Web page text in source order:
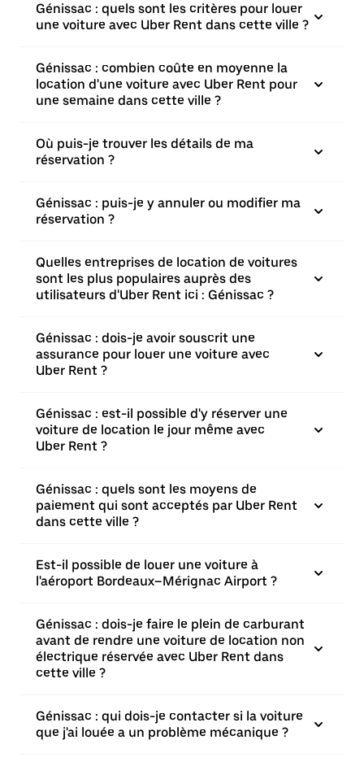
Génissac : quels sont les critères pour louer
une voiture avec Uber Rent dans cette ville ?
Génissac : combien coûte en moyenne la
location d'une voiture avec Uber Rent pour
une semaine dans cette ville ?
Où puis-je trouver les détails de ma
réservation ?
Génissac : puis-je y annuler ou modifier ma
réservation ?
Quelles entreprises de location de voitures
sont les plus populaires auprès des
utilisateurs d'Uber Rent ici : Génissac ?
Génissac : dois-je avoir souscrit une
assurance pour louer une voiture avec
Uber Rent ?
Génissac : est-il possible d'y réserver une
voiture de location le jour même avec
Uber Rent ?
Génissac : quels sont les moyens de
paiement qui sont acceptés par Uber Rent
dans cette ville ?
Est-il possible de louer une voiture à
l'aéroport Bordeaux–Mérignac Airport ?
Génissac : dois-je faire le plein de carburant
avant de rendre une voiture de location non
électrique réservée avec Uber Rent dans
cette ville ?
Génissac : qui dois-je contacter si la voiture
que j'ai louée a un problème mécanique ?